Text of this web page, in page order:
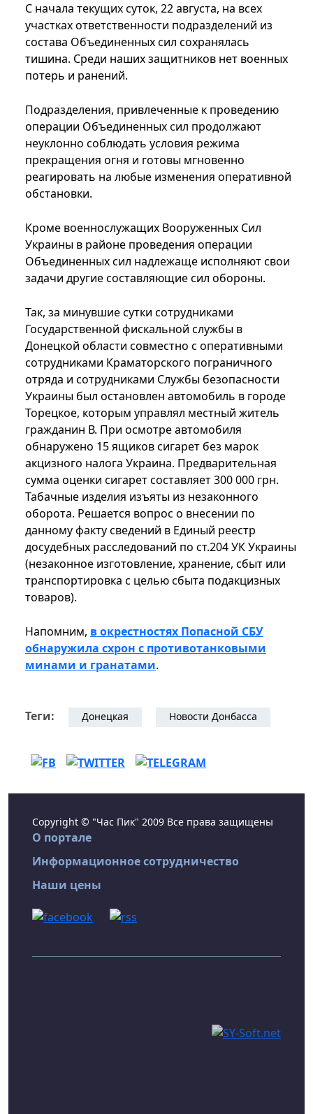
С начала текущих суток, 22 августа, на всех
участках ответственности подразделений из
состава Объединенных сил сохранялась
тишина. Среди наших защитников нет военных
потерь и ранений.
Подразделения, привлеченные к проведению
операции Объединенных сил продолжают
неуклонно соблюдать условия режима
прекращения огня и готовы мгновенно
реагировать на любые изменения оперативной
обстановки.
Кроме военнослужащих Вооруженных Сил
Украины в районе проведения операции
Объединенных сил надлежаще исполняют свои
задачи другие составляющие сил обороны.
Так, за минувшие сутки сотрудниками
Государственной фискальной службы в
Донецкой области совместно с оперативными
сотрудниками Краматорского пограничного
отряда и сотрудниками Службы безопасности
Украины был остановлен автомобиль в городе
Торецкое, которым управлял местный житель
гражданин В. При осмотре автомобиля
обнаружено 15 ящиков сигарет без марок
акцизного налога Украина. Предварительная
сумма оценки сигарет составляет 300 000 грн.
Табачные изделия изъяты из незаконного
оборота. Решается вопрос о внесении по
данному факту сведений в Единый реестр
досудебных расследований по ст.204 УК Украины
(незаконное изготовление, хранение, сбыт или
транспортировка с целью сбыта подакцизных
товаров).
Напомним, в окрестностях Попасной СБУ
обнаружила схрон с противотанковыми
минами и гранатами.
Теги: Донецкая Новости Донбасса
Copyright © "Час Пик" 2009 Все права защищены
О портале
Информационное сотрудничество
Наши цены